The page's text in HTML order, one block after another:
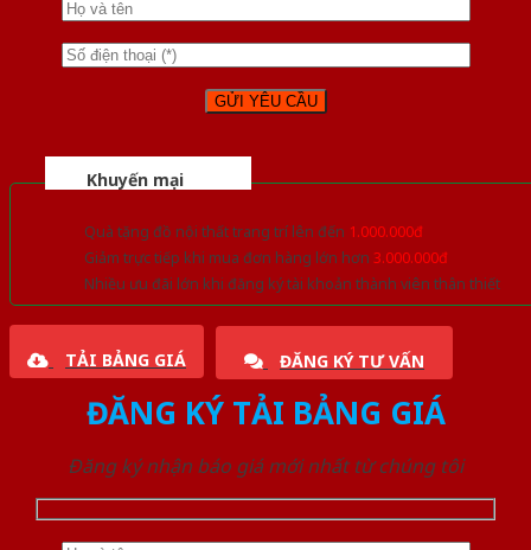
Khuyến mại
Quà tặng đồ nội thất trang trí lên đến 1.000.000đ
Giảm trực tiếp khi mua đơn hàng lớn hơn 3.000.000đ
Nhiều ưu đãi lớn khi đăng ký tài khoản thành viên thân thiết
TẢI BẢNG GIÁ ĐĂNG KÝ TƯ VẤN
ĐĂNG KÝ TẢI BẢNG GIÁ
Đăng ký nhận báo giá mới nhất từ chúng tôi